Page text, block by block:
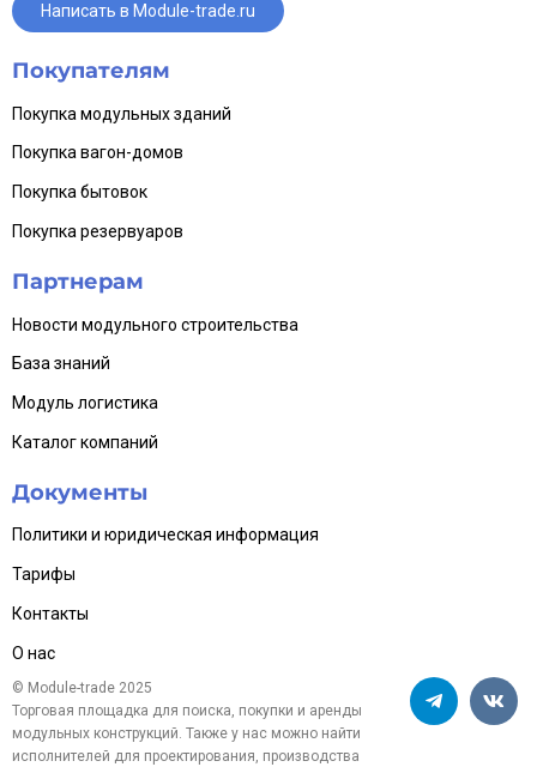
Написать в Module-trade.ru
Покупателям
Покупка модульных зданий
Покупка вагон-домов
Покупка бытовок
Покупка резервуаров
Партнерам
Новости модульного строительства
База знаний
Модуль логистика
Каталог компаний
Документы
Политики и юридическая информация
Тарифы
Контакты
О нас
© Module-trade 2025
Торговая площадка для поиска, покупки и аренды
модульных конструкций. Также у нас можно найти
исполнителей для проектирования, производства